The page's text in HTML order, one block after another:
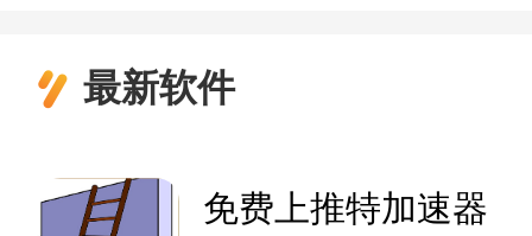
最新软件
免费上推特加速器